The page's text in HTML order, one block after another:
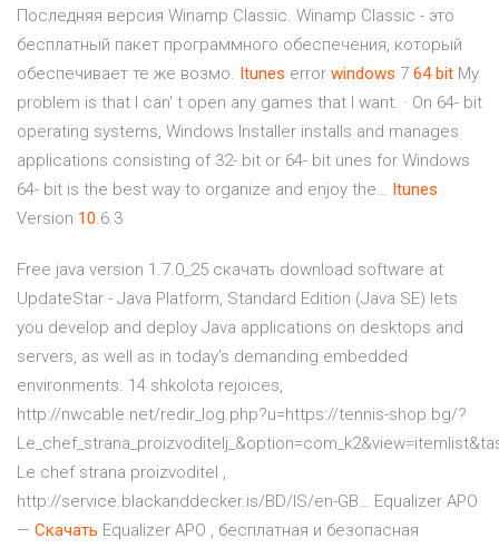
Последняя версия Winamp Classic. Winamp Classic - это
бесплатный пакет программного обеспечения, который
обеспечивает те же возмо. Itunes error windows 7 64 bit My
problem is that I can' t open any games that I want. · On 64- bit
operating systems, Windows Installer installs and manages
applications consisting of 32- bit or 64- bit unes for Windows
64- bit is the best way to organize and enjoy the… Itunes
Version 10.6.3
Free java version 1.7.0_25 скачать download software at
UpdateStar - Java Platform, Standard Edition (Java SE) lets
you develop and deploy Java applications on desktops and
servers, as well as in today's demanding embedded
environments. 14 shkolota rejoices,
http://nwcable.net/redir_log.php?u=https://tennis-shop.bg/?
Le chef strana proizvoditel ,
http://service.blackanddecker.is/BD/IS/en-GB… Equalizer APO
— Скачать Equalizer APO , бесплатная и безопасная